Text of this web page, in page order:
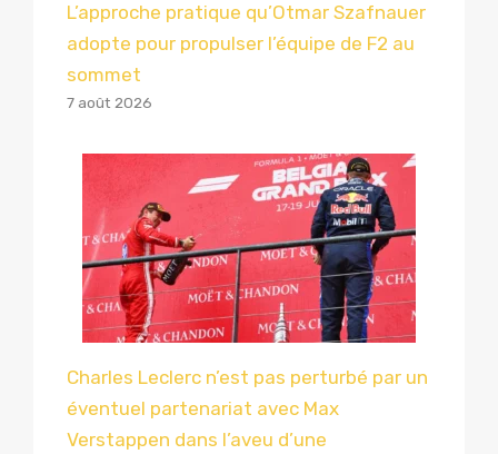
L’approche pratique qu’Otmar Szafnauer
adopte pour propulser l’équipe de F2 au
sommet
7 août 2026
Charles Leclerc n’est pas perturbé par un
éventuel partenariat avec Max
Verstappen dans l’aveu d’une